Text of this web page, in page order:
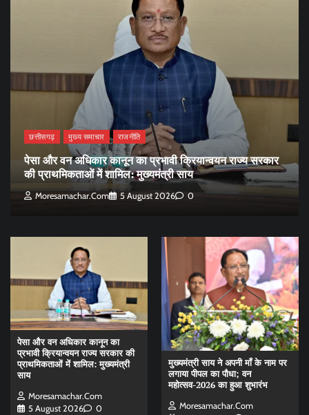
छत्तीसगढ़ मुख्य समाचार राजनीति
पेसा और वन अधिकार कानून का प्रभावी क्रियान्वयन राज्य सरकार
की प्राथमिकताओं में शामिल: मुख्यमंत्री साय
Moresamachar.com 5 August 2026 0
पेसा और वन अधिकार कानून का
प्रभावी क्रियान्वयन राज्य सरकार की
प्राथमिकताओं में शामिल: मुख्यमंत्री
साय
Moresamachar.com
5 August 2026
0
मुख्यमंत्री साय ने अपनी माँ के नाम पर
लगाया पीपल का पौधा; वन
महोत्सव-2026 का हुआ शुभारंभ
Moresamachar.com